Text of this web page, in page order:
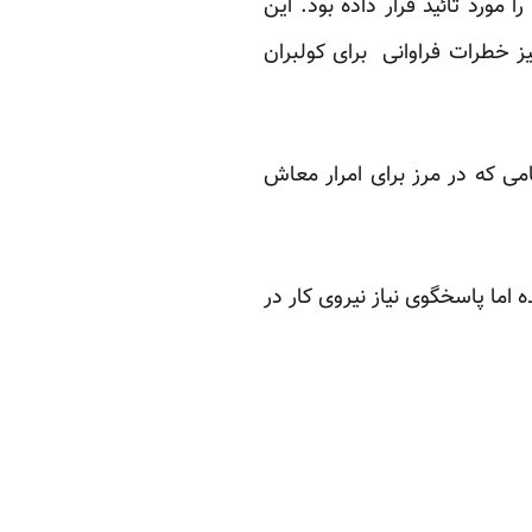
تائید قرار داده بود. این
خطرات فراوانی برای کولبران
که در مرز برای امرار معاش
پاسخگوی نیاز نیروی کار در